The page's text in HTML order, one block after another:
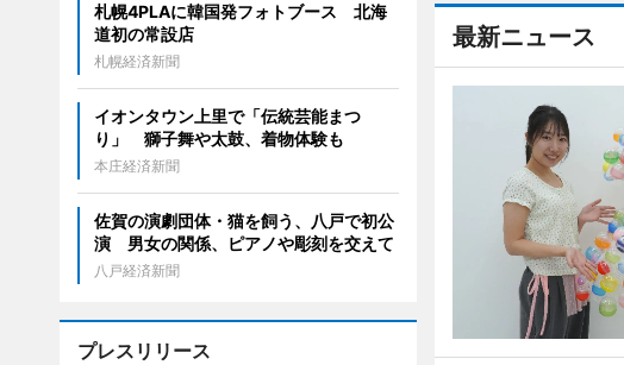
最新ニュース
札幌4PLAに韓国発フォトブース 北海
道初の常設店
札幌経済新聞
イオンタウン上里で「伝統芸能まつ
り」 獅子舞や太鼓、着物体験も
本庄経済新聞
佐賀の演劇団体・猫を飼う、八戸で初公
演 男女の関係、ピアノや彫刻を交えて
八戸経済新聞
プレスリリース